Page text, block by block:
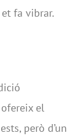
fa vibrar.
el
però d’un